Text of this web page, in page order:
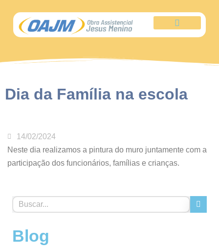
Dia da Família na escola
14/02/2024
Neste dia realizamos a pintura do muro juntamente com a
participação dos funcionários, famílias e crianças.
Blog